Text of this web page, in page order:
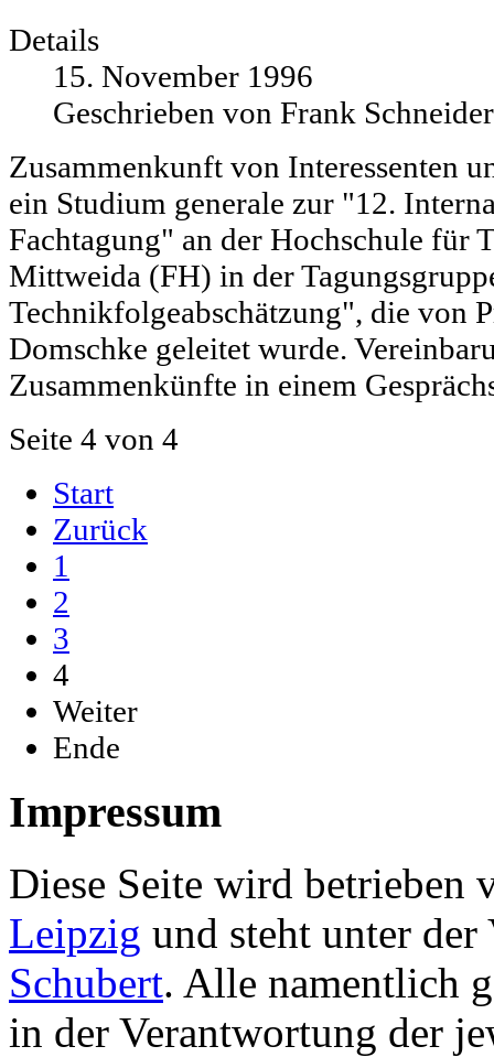
Details
15. November 1996
Geschrieben von Frank Schneider
Zusammenkunft von Interessenten
ein Studium generale zur "12.
Fachtagung" an der Hochschule für
Mittweida (FH) in der
Technikfolgeabschätzung", die von
Domschke geleitet wurde.
Zusammenkünfte in einem
Seite 4 von 4
Start
Zurück
1
2
3
4
Weiter
Ende
Impressum
Diese Seite wird betrieben
Leipzig und steht unter
Schubert. Alle namentlich
in der Verantwortung der